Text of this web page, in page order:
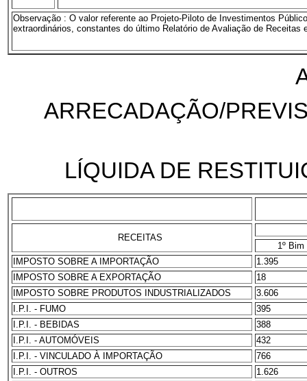
Observação : O valor referente ao Projeto-Piloto de Investimentos
extraordinários, constantes do último Relatório de Avaliação de
ARRECADAÇÃO/
LÍQUIDA DE
RECEITAS
1º Bim
IMPOSTO SOBRE A IMPORTAÇÃO
1.395
IMPOSTO SOBRE A EXPORTAÇÃO
18
IMPOSTO SOBRE PRODUTOS INDUSTRIALIZADOS
3.606
I.P.I. - FUMO
395
I.P.I. - BEBIDAS
388
I.P.I. - AUTOMÓVEIS
432
I.P.I. - VINCULADO À IMPORTAÇÃO
766
I.P.I. - OUTROS
1.626